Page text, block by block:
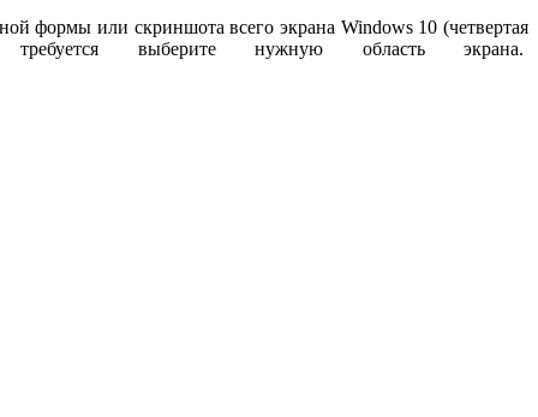
формы или скриншота всего экрана Windows 10 (четвертая
выберите нужную область экрана.